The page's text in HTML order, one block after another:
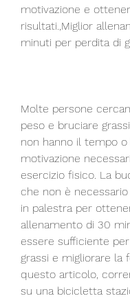
motivazione e
risultati.,Miglior
minuti per perdita di
Molte persone
peso e bruciare
non hanno il tempo o
motivazione
esercizio fisico. La
che non è
in palestra per
allenamento di 30
essere sufficiente
grassi e migliorare la
questo articolo,
su una bicicletta